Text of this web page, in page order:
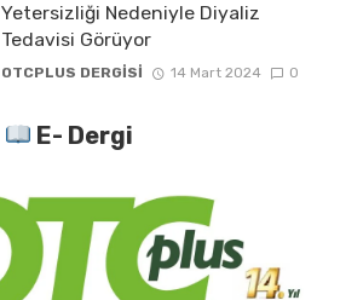
Yetersizliği Nedeniyle Diyaliz
Tedavisi Görüyor
OTCPLUS DERGİSİ 14 Mart 2024 0
E- Dergi